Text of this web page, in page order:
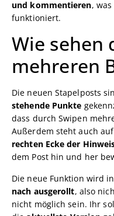
und kommentieren,
funktioniert.
Wie sehen
mehreren
Die neuen Stapelposts
stehende Punkte
dass durch Swipen
Außerdem steht auch
rechten Ecke der
dem Post hin und her
Die neue Funktion wird
nach ausgerollt, also
nicht möglich sein. Ihr